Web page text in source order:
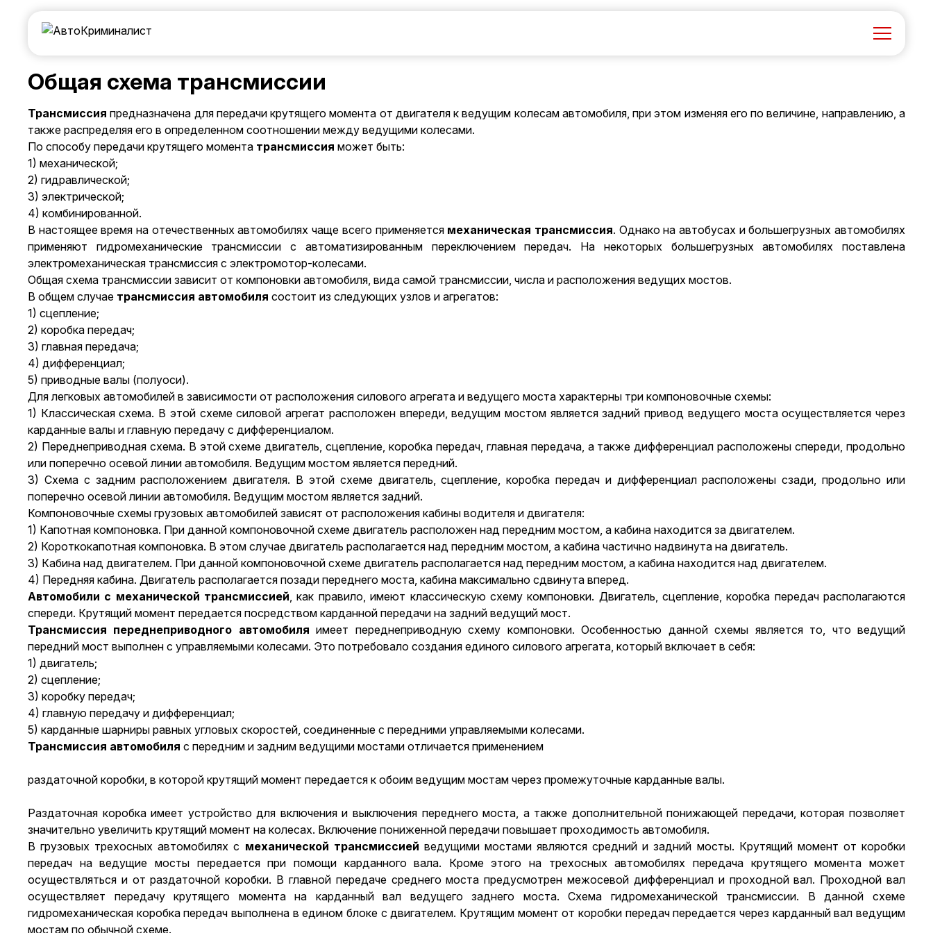
Общая схема трансмиссии
Трансмиссия предназначена для передачи крутящего момента от двигателяк ведущим колесам автомобиля, при этом изменяя его по величине, направлению, а
также распределяя его в определенном соотношении между ведущими колесами.
По способу передачи крутящего момента трансмиссия может быть:
1) механической;
2) гидравлической;
3) электрической;
4) комбинированной.
В настоящее время на отечественных автомобилях чаще всего применяется механическая трансмиссия. Однако на автобусах и большегрузных автомобилях
применяют гидромеханические трансмиссии с автоматизированным переключением передач. На некоторых большегрузных автомобилях поставлена
электромеханическая трансмиссия с электромотор-колесами.
Общая схема трансмиссии зависит от компоновки автомобиля, вида самой трансмиссии, числа и расположения ведущих мостов.
В общем случае трансмиссия автомобиля состоит из следующих узлов и агрегатов:
1) сцепление;
2) коробка передач;
3) главная передача;
4) дифференциал;
5) приводные валы (полуоси).
Для легковых автомобилей в зависимости от расположения силового агрегата и ведущего моста характерны три компоновочные схемы:
1) Классическая схема. В этой схеме силовой агрегат расположен впереди, ведущим мостом является задний привод ведущего моста осуществляется через
карданные валы и главную передачу с дифференциалом.
2) Переднеприводная схема. В этой схеме двигатель, сцепление, коробка передач, главная передача, а также дифференциал расположены спереди, продольно
или поперечно осевой линии автомобиля. Ведущим мостом является передний.
3) Схема с задним расположением двигателя. В этой схеме двигатель, сцепление, коробка передач и дифференциал расположены сзади, продольно или
поперечно осевой линии автомобиля. Ведущим мостом является задний.
Компоновочные схемы грузовых автомобилей зависят от расположения кабины водителя и двигателя:
1) Капотная компоновка. При данной компоновочной схеме двигатель расположен над передним мостом, а кабина находится за двигателем.
2) Короткокапотная компоновка. В этом случае двигатель располагается над передним мостом, а кабина частично надвинута на двигатель.
3) Кабина над двигателем. При данной компоновочной схеме двигатель располагается над передним мостом, а кабина находится над двигателем.
4) Передняя кабина. Двигатель располагается позади переднего моста, кабина максимально сдвинута вперед.
Автомобили с механической трансмиссией, как правило, имеют классическую схему компоновки. Двигатель, сцепление, коробка передач располагаются
спереди. Крутящий момент передается посредством карданной передачи на задний ведущий мост.
Трансмиссия переднеприводного автомобиля имеет переднеприводную схему компоновки. Особенностью данной схемы является то, что ведущий
передний мост выполнен с управляемыми колесами. Это потребовало создания единого силового агрегата, который включает в себя:
1) двигатель;
2) сцепление;
3) коробку передач;
4) главную передачу и дифференциал;
5) карданные шарниры равных угловых скоростей, соединенные с передними управляемыми колесами.
Трансмиссия автомобиля с передним и задним ведущими мостами отличается применением
раздаточной коробки, в которой крутящий момент передается к обоим ведущим мостам через промежуточные карданные валы.
Раздаточная коробкаимеет устройство для включения и выключения переднего моста, а также дополнительной понижающей передачи, которая позволяет
значительно увеличить крутящий момент на колесах. Включение пониженной передачи повышает проходимость автомобиля.
В грузовых трехосных автомобилях с механической трансмиссией ведущими мостами являются средний и задний мосты. Крутящий момент от коробки
передач на ведущие мосты передается при помощи карданного вала. Кроме этого на трехосных автомобилях передача крутящего момента может
осуществляться и от раздаточной коробки. В главной передаче среднего моста предусмотрен межосевой дифференциал и проходной вал. Проходной вал
осуществляет передачу крутящего момента на карданный вал ведущего заднего моста. Схема гидромеханической трансмиссии. В данной схеме
гидромеханическая коробка передач выполнена в едином блоке сдвигателем. Крутящим момент от коробки передач передается через карданный вал ведущим
мостам по обычной схеме.